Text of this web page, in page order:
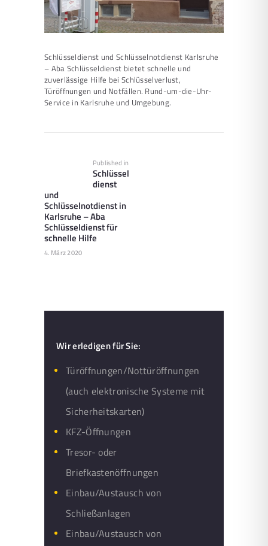
Schlüsseldienst und Schlüsselnotdienst Karlsruhe
– Aba Schlüsseldienst bietet schnelle und
zuverlässige Hilfe bei Schlüsselverlust,
Türöffnungen und Notfällen. Rund-um-die-Uhr-
Service in Karlsruhe und Umgebung.
Published in
Schlüssel
dienst
und
Schlüsselnotdienst in
Karlsruhe – Aba
Schlüsseldienst für
schnelle Hilfe
4. März 2020
Wir erledigen für Sie:
Türöffnungen/Nottüröffnungen
(auch elektronische Systeme mit
Sicherheitskarten)
KFZ-Öffnungen
Tresor- oder
Briefkastenöffnungen
Einbau/Austausch von
Schließanlagen
Einbau/Austausch von